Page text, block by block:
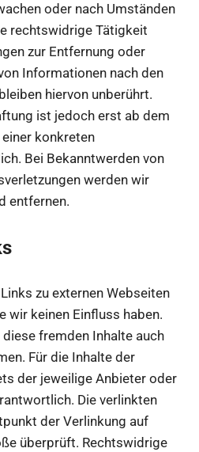
oder nach Umständen
rechtswidrige Tätigkeit
zur Entfernung oder
Informationen nach den
hiervon unberührt.
ist jedoch erst ab dem
konkreten
Bei Bekanntwerden von
werden wir
entfernen.
zu externen Webseiten
wir keinen Einfluss haben.
fremden Inhalte auch
Für die Inhalte der
der jeweilige Anbieter oder
Die verlinkten
der Verlinkung auf
überprüft. Rechtswidrige